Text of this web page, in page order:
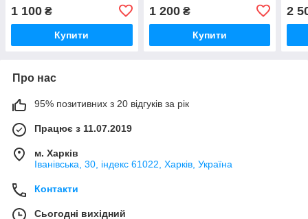
1 100 ₴
Купити
1 200₴
Купити
2
Про нас
95% позитивних з 20 відгуків за рік
Працює з 11.07.2019
м. Харків
Іванівська, 30, індекс 61022, Харків, Україна
Контакти
Сьогодні вихідний